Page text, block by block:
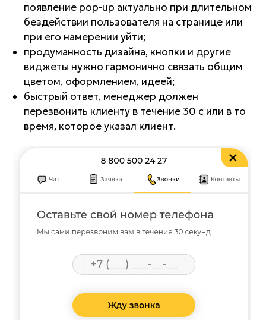
появление pop-up актуально при длительном
бездействии пользователя на странице или
при его намерении уйти;
продуманность дизайна, кнопки и другие
виджеты нужно гармонично связать общим
цветом, оформлением, идеей;
быстрый ответ, менеджер должен
перезвонить клиенту в течение 30 с или в то
время, которое указал клиент.